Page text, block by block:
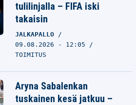
tulilinjalla – FIFA iski
takaisin
JALKAPALLO
09.08.2026 - 12:05
TOIMITUS
Aryna Sabalenkan
tuskainen kesä jatkuu –